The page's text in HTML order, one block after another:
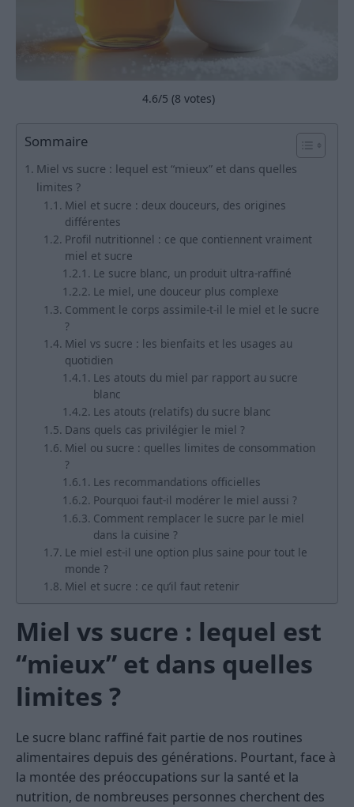
4.6/5 (8 votes)
Sommaire
Miel vs sucre : lequel est “mieux” et dans quelles
limites ?
Miel et sucre : deux douceurs, des origines
différentes
Profil nutritionnel : ce que contiennent vraiment
miel et sucre
Le sucre blanc, un produit ultra-raffiné
Le miel, une douceur plus complexe
Comment le corps assimile-t-il le miel et le sucre
?
Miel vs sucre : les bienfaits et les usages au
quotidien
Les atouts du miel par rapport au sucre
blanc
Les atouts (relatifs) du sucre blanc
Dans quels cas privilégier le miel ?
Miel ou sucre : quelles limites de consommation
?
Les recommandations officielles
Pourquoi faut-il modérer le miel aussi ?
Comment remplacer le sucre par le miel
dans la cuisine ?
Le miel est-il une option plus saine pour tout le
monde ?
Miel et sucre : ce qu’il faut retenir
Miel vs sucre : lequel est
“mieux” et dans quelles
limites ?
Le sucre blanc raffiné fait partie de nos routines
alimentaires depuis des générations. Pourtant, face à
la montée des préoccupations sur la santé et la
nutrition, de nombreuses personnes cherchent des